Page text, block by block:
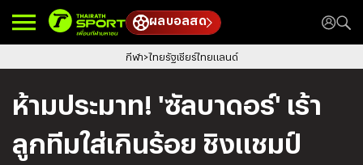
ผลบอลสด
กีฬา ไทยรัฐเชียร์ไทยแลนด์
ห้ามประมาท! 'ซัลบาดอร์' เร้า
ลูกทีมใส่เกินร้อย ชิงแชมป์